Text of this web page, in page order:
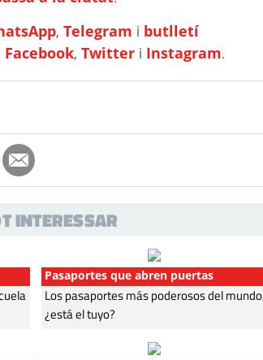
,Telegram i butlletí
Facebook,Twitter i Instagram.
INTERESSAR
Pasaportes que abren puertas
Los pasaportes más poderosos del
¿está el tuyo?